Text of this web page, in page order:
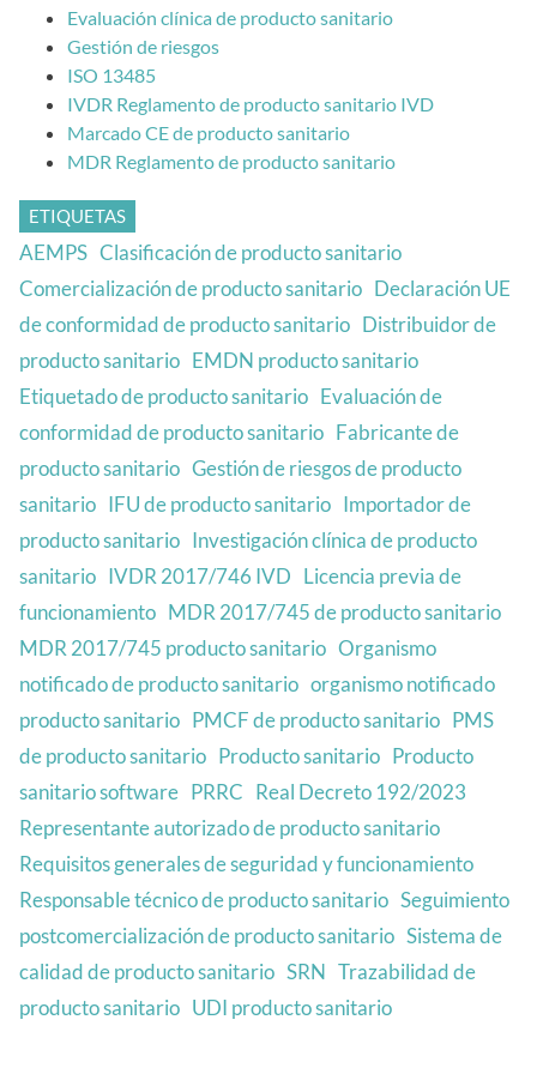
Evaluación clínica de producto sanitario
Gestión de riesgos
ISO 13485
IVDR Reglamento de producto sanitario IVD
Marcado CE de producto sanitario
MDR Reglamento de producto sanitario
ETIQUETAS
AEMPS Clasificación de producto sanitario
Comercialización de producto sanitario Declaración UE
de conformidad de producto sanitario Distribuidor de
producto sanitario EMDN producto sanitario
Etiquetado de producto sanitario Evaluación de
conformidad de producto sanitario Fabricante de
producto sanitario Gestión de riesgos de producto
sanitario IFU de producto sanitario Importador de
producto sanitario Investigación clínica de producto
sanitario IVDR 2017/746 IVD Licencia previa de
funcionamiento MDR 2017/745 de producto sanitario
MDR 2017/745 producto sanitario Organismo
notificado de producto sanitario organismo notificado
producto sanitario PMCF de producto sanitario PMS
de producto sanitario Producto sanitario Producto
sanitario software PRRC Real Decreto 192/2023
Representante autorizado de producto sanitario
Requisitos generales de seguridad y funcionamiento
Responsable técnico de producto sanitario Seguimiento
postcomercialización de producto sanitario Sistema de
calidad de producto sanitario SRN Trazabilidad de
producto sanitario UDI producto sanitario